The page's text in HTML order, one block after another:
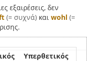
εξαιρέσεις, δεν
(= συχνά) και wohl (=
Υπερθετικός